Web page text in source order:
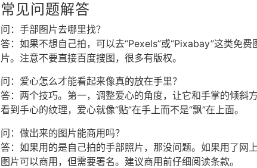
常见问题解答
问：手部图片去哪里找？
答：如果不想自己拍，可以去“Pexels”或“Pixabay”这类免
片。注意不要直接百度搜图，很多有版权。
问：爱心怎么才能看起来像真的放在手里？
答：两个技巧。第一，调整爱心的角度，让它和手掌的倾斜
看到手心的纹理，爱心就像“贴”在手上而不是“飘”在上面。
问：做出来的图片能商用吗？
答：如果用的是自己拍的手部照片，那没问题。如果用了网
图片可以商用，但需要署名。建议商用前仔细阅读条款。